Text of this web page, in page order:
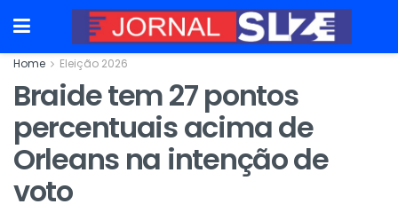
Home Eleição 2026
Braide tem 27 pontos
percentuais acima de
Orleans na intenção de
voto